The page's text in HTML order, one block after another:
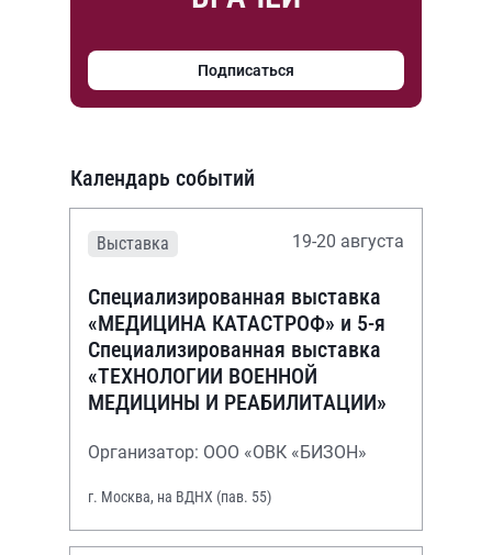
Подписаться
Календарь событий
Выставка 19-20 августа
Специализированная выставка
«МЕДИЦИНА КАТАСТРОФ» и 5-я
Специализированная выставка
«ТЕХНОЛОГИИ ВОЕННОЙ
МЕДИЦИНЫ И РЕАБИЛИТАЦИИ»
Организатор: ООО «ОВК «БИЗОН»
г. Москва, на ВДНХ (пав. 55)